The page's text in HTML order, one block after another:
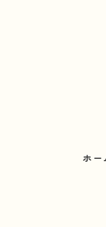
ホー